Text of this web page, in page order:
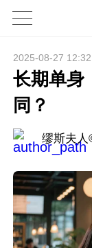
2025-08-27 12:32
长期单身
同？
缪斯夫